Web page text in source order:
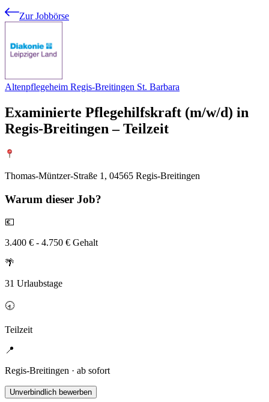
Zur Jobbörse
Altenpflegeheim Regis-Breitingen St. Barbara
Examinierte Pflegehilfskraft (m/w/d) in
Regis-Breitingen – Teilzeit
Thomas-Müntzer-Straße 1, 04565 Regis-Breitingen
Warum dieser Job?
💶
3.400 € - 4.750 € Gehalt
🌴
31 Urlaubstage
🕣
Teilzeit
📍
Regis-Breitingen · ab sofort
Unverbindlich bewerben